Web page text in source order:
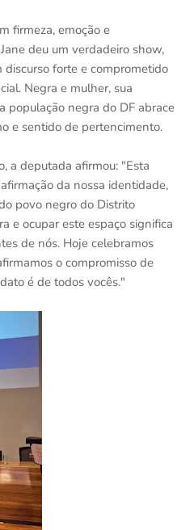
firmeza, emoção e
deu um verdadeiro show,
forte e comprometido
Negra e mulher, sua
população negra do DF abrace
e sentido de pertencimento.
a deputada afirmou: "Esta
da nossa identidade,
povo negro do Distrito
e ocupar este espaço significa
de nós. Hoje celebramos
o compromisso de
é de todos vocês."